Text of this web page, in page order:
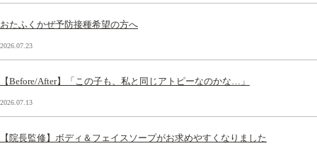
おたふくかぜ予防接種希望の方へ
2026.07.23
【Before/After】「この子も、私と同じアトピーなのかな…」
2026.07.13
【院長監修】ボディ＆フェイスソープがお求めやすくなりました